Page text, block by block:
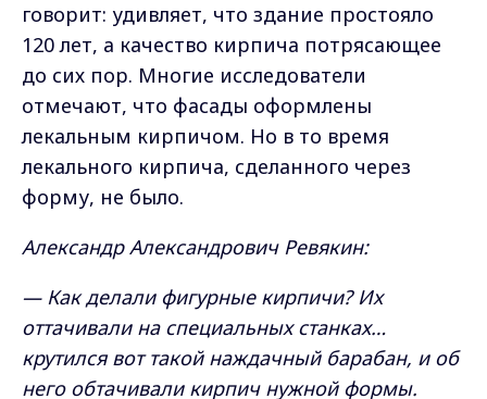
говорит: удивляет, что здание простояло
120 лет, а качество кирпича потрясающее
до сих пор. Многие исследователи
отмечают, что фасады оформлены
лекальным кирпичом. Но в то время
лекального кирпича, сделанного через
форму, не было.
Александр Александрович Ревякин:
— Как делали фигурные кирпичи? Их
оттачивали на специальных станках…
крутился вот такой наждачный барабан, и об
него обтачивали кирпич нужной формы.